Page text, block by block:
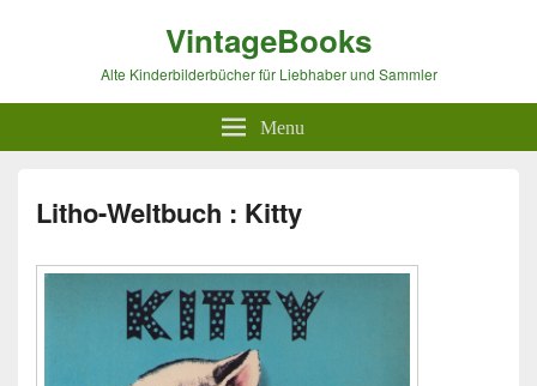
VintageBooks
Alte Kinderbilderbücher für Liebhaber und Sammler
Menu
Litho-Weltbuch : Kitty